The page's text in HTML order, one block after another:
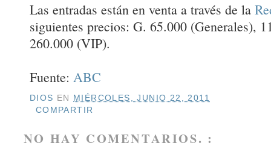
Las entradas están en venta a través de la
siguientes precios: G. 65.000 (Generales),
260.000 (VIP).
Fuente: ABC
DIOS EN MIÉRCOLES, JUNIO 22, 2011
COMPARTIR
NO HAY COMENTARIOS. :